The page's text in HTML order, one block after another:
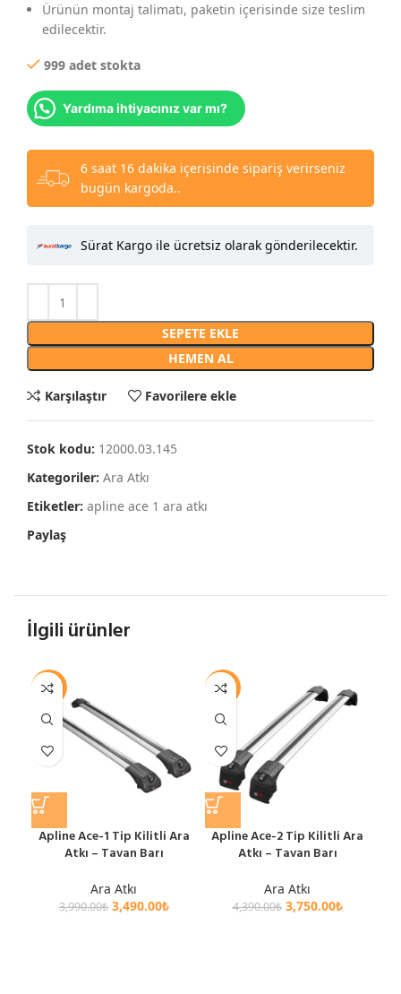
Ürünün montaj talimatı, paketin içerisinde size teslim
edilecektir.
999 adet stokta
Yardıma ihtiyacınız var mı?
6 saat 16 dakika içerisinde sipariş verirseniz
bugün kargoda..
Sürat Kargo ile ücretsiz olarak gönderilecektir.
SEPETE EKLE
HEMEN AL
Karşılaştır Favorilere ekle
Stok kodu: 12000.03.145
Kategoriler: Ara Atkı
Etiketler: apline ace 1 ara atkı
Paylaş
İlgili ürünler
-13%
Apline Ace-1 Tip Kilitli Ara
Atkı – Tavan Barı
Ara Atkı
3,990.00₺ 3,490.00₺
-15%
Apline Ace-2 Tip Kilitli Ara
Atkı – Tavan Barı
Ara Atkı
4,390.00₺ 3,750.00₺